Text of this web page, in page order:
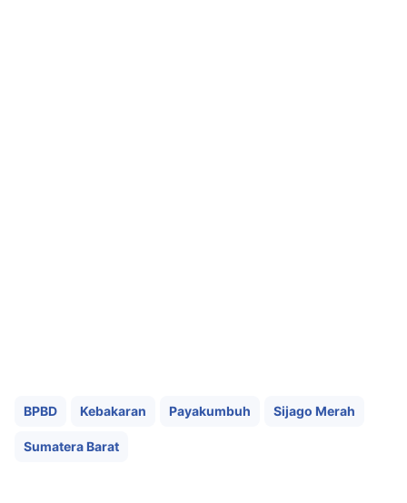
BPBD Kebakaran Payakumbuh Sijago Merah
Sumatera Barat